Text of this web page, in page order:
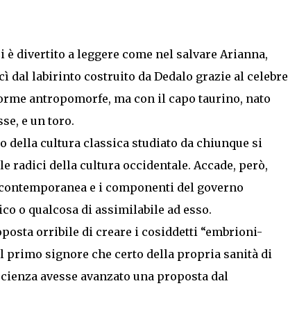
divertito a leggere come nel salvare Arianna,
dal labirinto costruito da Dedalo grazie al celebre
antropomorfe, ma con il capo taurino, nato
e un toro.
della cultura classica studiato da chiunque si
della cultura occidentale. Accade, però,
e i componenti del governo
o qualcosa di assimilabile ad esso.
orribile di creare i cosiddetti “embrioni-
primo signore che certo della propria sanità di
avesse avanzato una proposta dal